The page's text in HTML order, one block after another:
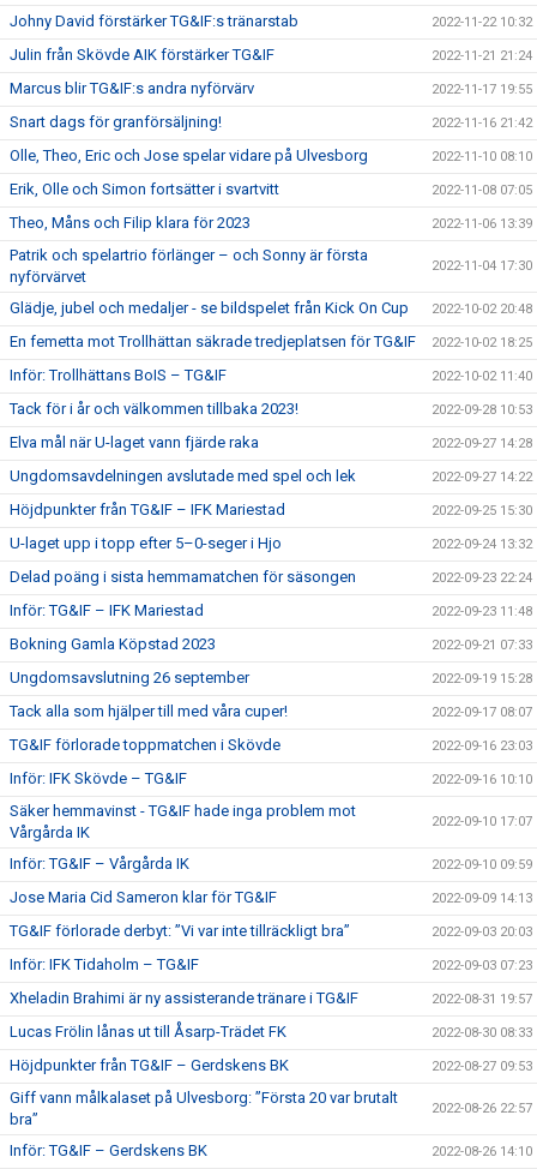
Johny David förstärker TG&IF:s tränarstab 2022-11-22 10:32
Julin från Skövde AIK förstärker TG&IF 2022-11-21 21:24
Marcus blir TG&IF:s andra nyförvärv 2022-11-17 19:55
Snart dags för granförsäljning! 2022-11-16 21:42
Olle, Theo, Eric och Jose spelar vidare på Ulvesborg 2022-11-10 08:10
Erik, Olle och Simon fortsätter i svartvitt 2022-11-08 07:05
Theo, Måns och Filip klara för 2023 2022-11-06 13:39
Patrik och spelartrio förlänger – och Sonny är första
nyförvärvet
2022-11-04 17:30
Glädje, jubel och medaljer - se bildspelet från Kick On Cup 2022-10-02 20:48
En femetta mot Trollhättan säkrade tredjeplatsen för TG&IF 2022-10-02 18:25
Inför: Trollhättans BoIS – TG&IF 2022-10-02 11:40
Tack för i år och välkommen tillbaka 2023! 2022-09-28 10:53
Elva mål när U-laget vann fjärde raka 2022-09-27 14:28
Ungdomsavdelningen avslutade med spel och lek 2022-09-27 14:22
Höjdpunkter från TG&IF – IFK Mariestad 2022-09-25 15:30
U-laget upp i topp efter 5–0-seger i Hjo 2022-09-24 13:32
Delad poäng i sista hemmamatchen för säsongen 2022-09-23 22:24
Inför: TG&IF – IFK Mariestad 2022-09-23 11:48
Bokning Gamla Köpstad 2023 2022-09-21 07:33
Ungdomsavslutning 26 september 2022-09-19 15:28
Tack alla som hjälper till med våra cuper! 2022-09-17 08:07
TG&IF förlorade toppmatchen i Skövde 2022-09-16 23:03
Inför: IFK Skövde – TG&IF 2022-09-16 10:10
Säker hemmavinst - TG&IF hade inga problem mot
Vårgårda IK
2022-09-10 17:07
Inför: TG&IF – Vårgårda IK 2022-09-10 09:59
Jose Maria Cid Sameron klar för TG&IF 2022-09-09 14:13
TG&IF förlorade derbyt: ”Vi var inte tillräckligt bra” 2022-09-03 20:03
Inför: IFK Tidaholm – TG&IF 2022-09-03 07:23
Xheladin Brahimi är ny assisterande tränare i TG&IF 2022-08-31 19:57
Lucas Frölin lånas ut till Åsarp-Trädet FK 2022-08-30 08:33
Höjdpunkter från TG&IF – Gerdskens BK 2022-08-27 09:53
Giff vann målkalaset på Ulvesborg: ”Första 20 var brutalt
bra”
2022-08-26 22:57
Inför: TG&IF – Gerdskens BK 2022-08-26 14:10